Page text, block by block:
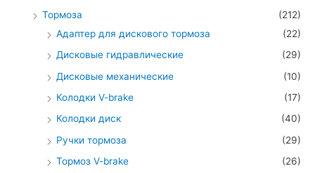
Тормоза
(212)
Адаптер для дискового тормоза
(22)
Дисковые гидравлические
(29)
Дисковые механические
(10)
Колодки V-brake
(17)
Колодки диск
(40)
Ручки тормоза
(29)
Тормоз V-brake
(26)